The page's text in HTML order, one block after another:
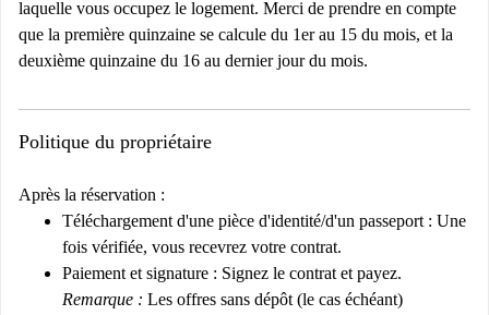
laquelle vous occupez le logement. Merci de prendre en compte
que la première quinzaine se calcule du 1er au 15 du mois, et la
deuxième quinzaine du 16 au dernier jour du mois.
Politique du propriétaire
Après la réservation :
Téléchargement d'une pièce d'identité/d'un passeport : Une
fois vérifiée, vous recevrez votre contrat.
Paiement et signature : Signez le contrat et payez.
Remarque : Les offres sans dépôt (le cas échéant)